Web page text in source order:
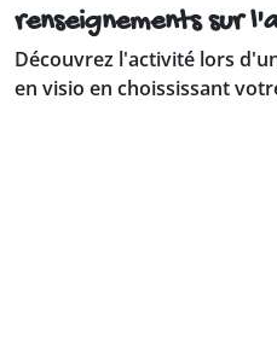
renseignements sur
Découvrez l'activité lors
en visio en choississant